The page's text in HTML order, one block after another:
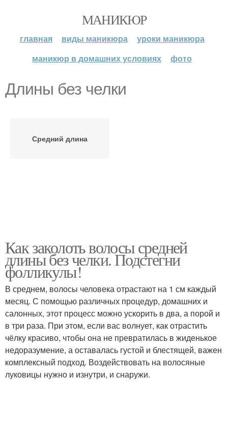
МАНИКЮР
главная виды маникюра
уроки маникюра
маникюр в домашних условиях
фото
Длины без челки
Средний длина
Как заколоть волосы средней
длины без челки. Подстегни
фолликулы!
В среднем, волосы человека отрастают на 1 см каждый
месяц. С помощью различных процедур, домашних и
салонных, этот процесс можно ускорить в два, а порой и
в три раза. При этом, если вас волнует, как отрастить
чёлку красиво, чтобы она не превратилась в жиденькое
недоразумение, а оставалась густой и блестящей, важен
комплексный подход. Воздействовать на волосяные
луковицы нужно и изнутри, и снаружи.